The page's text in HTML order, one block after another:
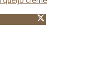
Pinterest